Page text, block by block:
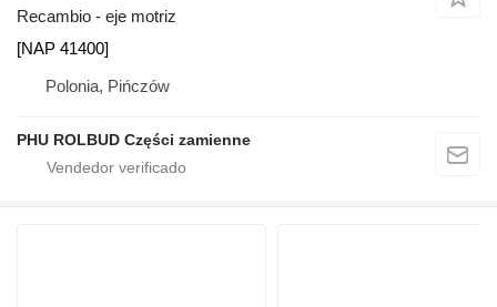
Recambio - eje motriz
[NAP 41400]
Polonia, Pińczów
PHU ROLBUD Części zamienne